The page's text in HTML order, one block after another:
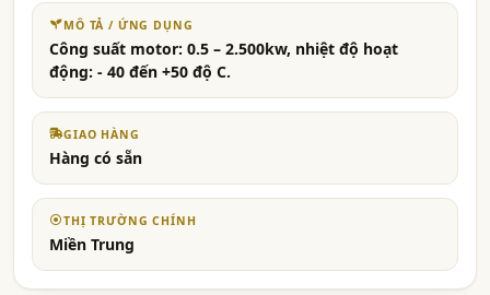
MÔ TẢ / ỨNG DỤNG
Công suất motor: 0.5 – 2.500kw, nhiệt độ hoạt
động: - 40 đến +50 độ C.
GIAO HÀNG
Hàng có sẵn
THỊ TRƯỜNG CHÍNH
Miền Trung